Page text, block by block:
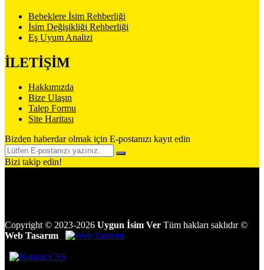
Bebeklere İsim Rehberliği
İsim Değişikliği Rehberliği
Eş Uyum Analizi
İLETİŞİM
Hakkımızda
Bize Ulaşın
Talep Formu
Site Haritası
Bizden haberdar olmak için E-postanızı kayıt edin
Bizi takip edin!
Copyright © 2023-2026 Uygun İsim Ver Tüm hakları saklıdır ©
Web Tasarım